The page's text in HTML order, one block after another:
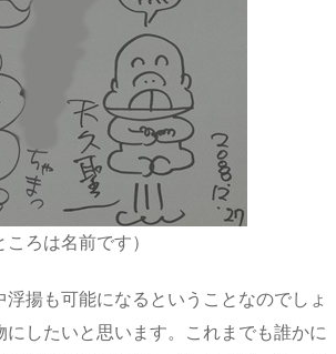
ころは名前です）
揚も可能になるということなのでしょ
にしたいと思います。これまでも誰かに